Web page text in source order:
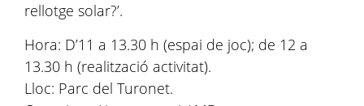
rellotge solar?’.
Hora: D’11 a 13.30 h (espai de joc); de 12 a
13.30 h (realització activitat).
Lloc: Parc del Turonet.